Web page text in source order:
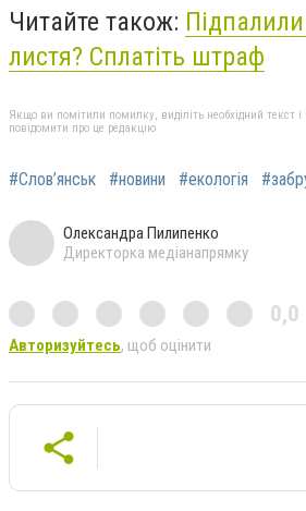
Читайте також: Підпалили
листя? Сплатіть штраф
Якщо ви помітили помилку, виділіть необхідний текст
повідомити про це редакцію
#Слов’янськ #новини #екологія
Олександра Пилипенко
Директорка медіанапрямку
0,0
Авторизуйтесь, щоб оцінити